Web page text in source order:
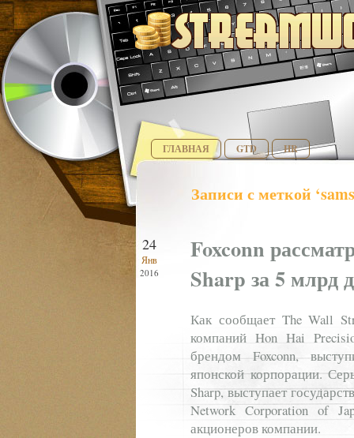
ГЛАВНАЯ GTD HR
Записи с меткой
24
Янв
2016
Foxconn
Sharp за 5 млрд
Как сообщает The Wall
компаний Hon Hai
брендом Foxconn,
японской корпорации.
Sharp, выступает
Network Corporation of
акционеров компании.